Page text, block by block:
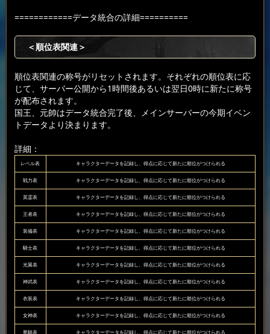
============データ統合の詳細==========
＜順位表関連＞
順位表関連の称号がリセットされます。それぞれの順位表に応
じて、サーバー公開から1時間後あるいは翌日0時に新たに称号
が配布されます。
国王、元帥はデータ統合完了後、メインサーバーの今期イベン
トデータより決まります。
詳細：
レベル表 キャラクターデータを記録し、得点に応じて新たに順位がつけられる
戦力表 キャラクターデータを記録し、得点に応じて新たに順位がつけられる
英霊表 キャラクターデータを記録し、得点に応じて新たに順位がつけられる
王者表 キャラクターデータを記録し、得点に応じて新たに順位がつけられる
装備表 キャラクターデータを記録し、得点に応じて新たに順位がつけられる
騎士表 キャラクターデータを記録し、得点に応じて新たに順位がつけられる
光翼表 キャラクターデータを記録し、得点に応じて新たに順位がつけられる
神武表 キャラクターデータを記録し、得点に応じて新たに順位がつけられる
衣装表 キャラクターデータを記録し、得点に応じて新たに順位がつけられる
女神表 キャラクターデータを記録し、得点に応じて新たに順位がつけられる
竜騎表 キャラクターデータを記録し、得点に応じて新たに順位がつけられる